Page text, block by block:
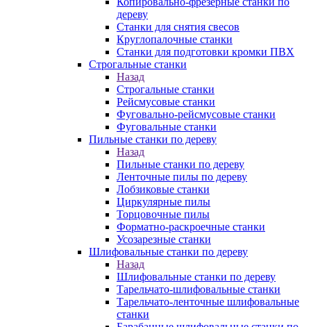
дереву
Станки для снятия свесов
Круглопалочные станки
Станки для подготовки кромки ПВХ
Строгальные станки
Назад
Строгальные станки
Рейсмусовые станки
Фуговально-рейсмусовые станки
Фуговальные станки
Пильные станки по дереву
Назад
Пильные станки по дереву
Ленточные пилы по дереву
Лобзиковые станки
Циркулярные пилы
Торцовочные пилы
Форматно-раскроечные станки
Усозарезные станки
Шлифовальные станки по дереву
Назад
Шлифовальные станки по дереву
Тарельчато-шлифовальные станки
Тарельчато-ленточные шлифовальные
станки